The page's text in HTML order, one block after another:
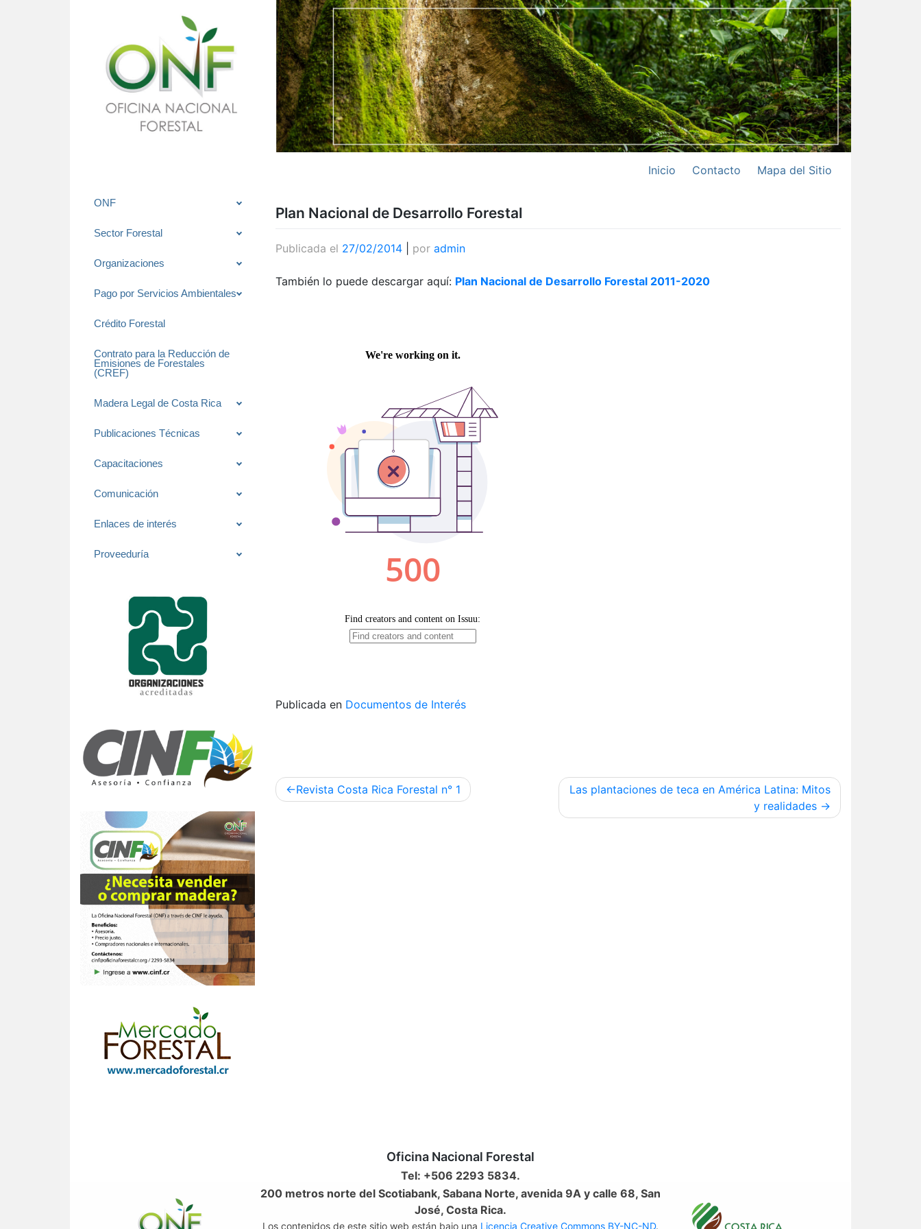
Inicio Contacto
Mapa del Sitio
ONF
Sector Forestal
Organizaciones
Pago por Servicios Ambientales
Crédito Forestal
Contrato para la Reducción de
Emisiones de Forestales
(CREF)
Madera Legal de Costa Rica
Publicaciones Técnicas
Capacitaciones
Comunicación
Enlaces de interés
Proveeduría
Plan Nacional de Desarrollo Forestal
Publicada el 27/02/2014 por admin
También lo puede descargar aquí: Plan Nacional de Desarrollo Forestal 2011-2020
Publicada en Documentos de Interés
Navegación
de
Revista Costa Rica Forestal n° 1
Las plantaciones de teca en América Latina: Mitos
y realidades
Oficina Nacional Forestal
Tel: +506 2293 5834.
200 metros norte del Scotiabank, Sabana Norte, avenida 9A y calle 68, San
José, Costa Rica.
Los contenidos de este sitio web están bajo una Licencia Creative Commons BY-NC-ND.